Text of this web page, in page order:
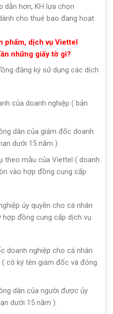
dẫn hơn, KH lựa chọn
cho thuê bao đang hoạt
phẩm, dịch vụ Viettel
những giấy tờ gì?
đăng ký sử dụng các dịch
của doanh nghiệp ( bản
dân của giám đốc doanh
dưới 15 năm ).
theo mẫu của Viettel ( doanh
vào hợp đồng cung cấp
ủy quyền cho cá nhân
hợp đồng cung cấp dịch vụ
doanh nghiệp cho cá nhân
có ký tên giám đốc và đóng
dân của người được ủy
dưới 15 năm ).